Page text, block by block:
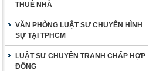
THUÊ NHÀ
VĂN PHÒNG LUẬT SƯ CHUYÊN HÌNH
SỰ TẠI TPHCM
LUẬT SƯ CHUYÊN TRANH CHẤP HỢP
ĐỒNG